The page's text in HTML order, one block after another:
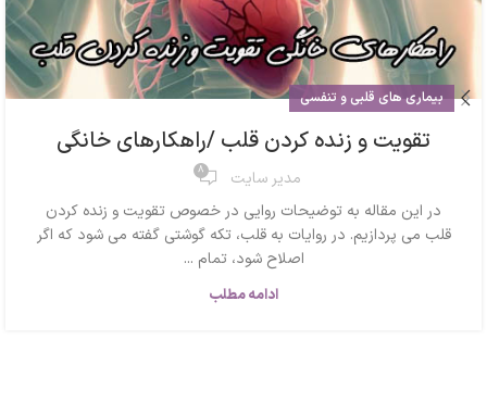
بیماری های قلبی و تنفسی
تقویت و زنده کردن قلب /راهکارهای خانگی
مدیر سایت 8
در این مقاله به توضیحات روایی در خصوص تقویت و زنده کردن
قلب می پردازیم. در روایات به قلب، تکه گوشتی گفته می شود که اگر
اصلاح شود، تمام ...
ادامه مطلب